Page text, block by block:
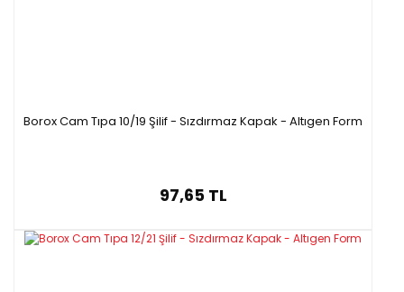
Borox Cam Tıpa 10/19 Şilif - Sızdırmaz Kapak - Altıgen Form
97,65 TL